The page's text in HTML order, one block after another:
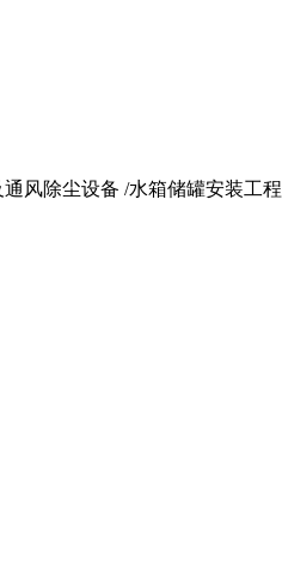
风除尘设备 /水箱储罐安装工程